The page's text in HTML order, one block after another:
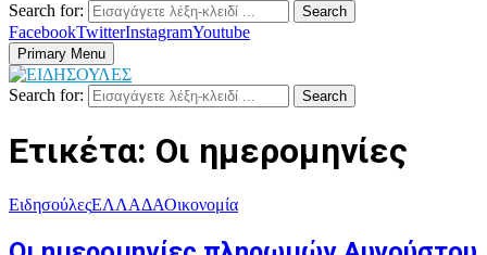
Search for: Search
FacebookTwitterInstagramYoutube
Primary Menu
Search for: Search
Ετικέτα: Οι ημερομηνίες
ΕιδησούλεςΕΛΛΑΔΑΟικονομία